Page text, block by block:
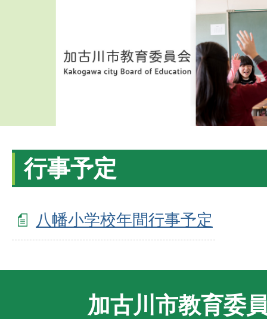
行事予定
八幡小学校年間行事予定
加古川市教育委